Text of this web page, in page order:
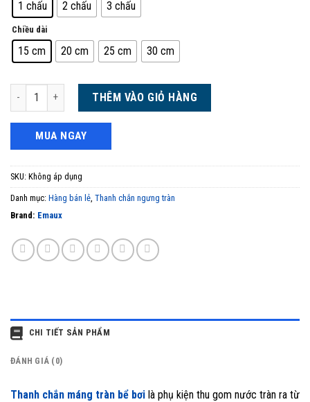
1 chấu 2 chấu 3 chấu
Chiều dài
15 cm 20 cm 25 cm 30 cm
Thanh máng tràn bể bơi 15cm-30cm loại 1 chấu, 2 chấu, 3 chấu số lượng
THÊM VÀO GIỎ HÀNG
MUA NGAY
SKU: Không áp dụng
Danh mục: Hàng bán lẻ, Thanh chắn ngưng tràn
Brand: Emaux
CHI TIẾT SẢN PHẨM
ĐÁNH GIÁ (0)
Thanh chắn máng tràn bể bơi là phụ kiện thu gom nước tràn ra từ